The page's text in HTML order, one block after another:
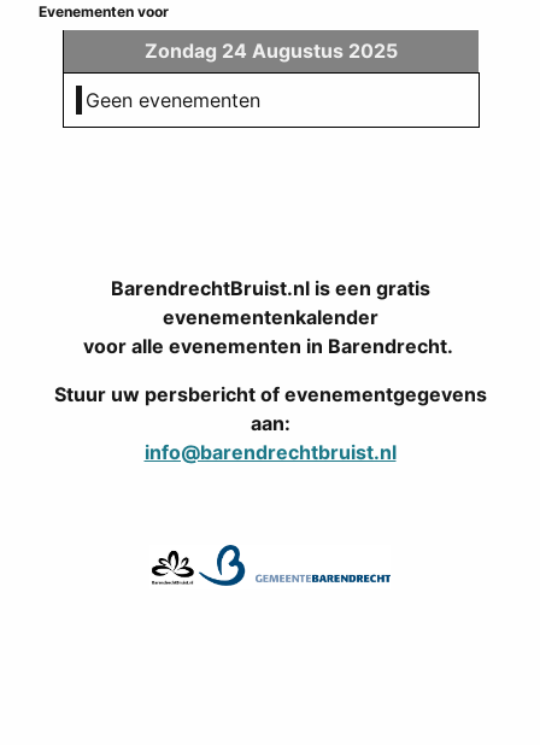
Evenementen voor
Zondag 24 Augustus 2025
Geen evenementen
BarendrechtBruist.nl is een gratis
evenementenkalender
voor alle evenementen in Barendrecht.
Stuur uw persbericht of evenementgegevens
aan:
info@barendrechtbruist.nl